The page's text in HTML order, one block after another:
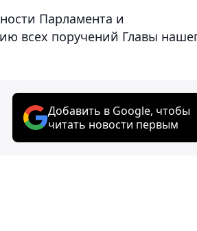
Парламента и
всех поручений Главы
Добавить в Google, чтобы
читать новости первым